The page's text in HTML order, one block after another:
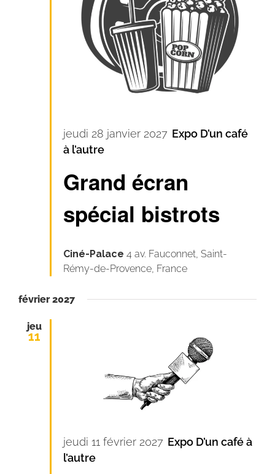
Grand écran
spécial bistrots
jeudi 28 janvier 2027 Expo D’un café
à l’autre
Ciné-Palace4 av. Fauconnet, Saint-
Rémy-de-Provence, France
février 2027
jeu
11
jeudi 11 février 2027 Expo D’un café à
l’autre